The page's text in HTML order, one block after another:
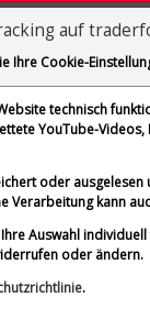
Aktualisieren
auf
Ihre Cookie-
technisch
YouTube-
oder
kann
Auswahl
oder ändern.
.